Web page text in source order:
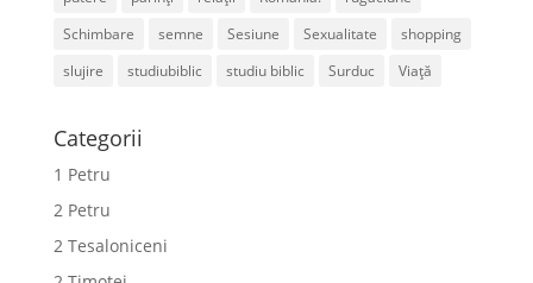
Schimbare
semne Sesiune Sexualitate
shopping
slujire
studiubiblic studiu biblic Surduc Viață
Categorii
1 Petru
2 Petru
2 Tesaloniceni